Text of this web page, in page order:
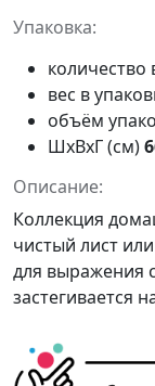
Упаковка:
количество
вес в
объём
ШxВxГ (см)
Описание:
Коллекция
чистый лист
для выражения
застегивается